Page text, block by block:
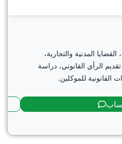
المدنية والتجارية،
الرأي القانوني، دراسة
القانونية للموكلين.